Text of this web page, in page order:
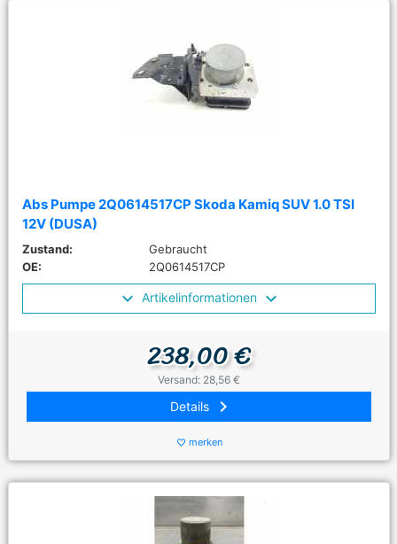
Abs Pumpe 2Q0614517CP Skoda Kamiq SUV 1.0 TSI
12V (DUSA)
Zustand:
Gebraucht
OE:
2Q0614517CP
Artikelinformationen
238,00 €
Versand: 28,56 €
Details keyboard_arrow_right
favorite_border merken